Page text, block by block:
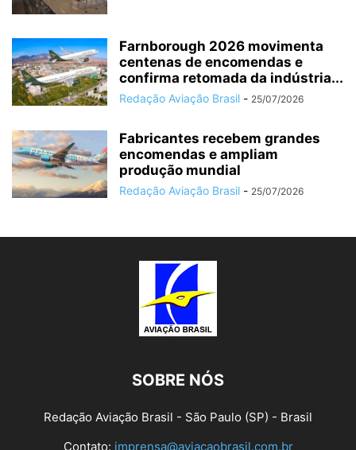
Farnborough 2026 movimenta
centenas de encomendas e
confirma retomada da indústria...
Redação Aviação Brasil - 25/07/2026
Fabricantes recebem grandes
encomendas e ampliam
produção mundial
Redação Aviação Brasil - 25/07/2026
SOBRE NÓS
Redação Aviação Brasil - São Paulo (SP) - Brasil
Contato: imprensa@aviacaobrasil.com.br